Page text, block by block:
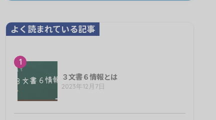
よく読まれている記事
1
３文書６情報とは
2023年12月7日